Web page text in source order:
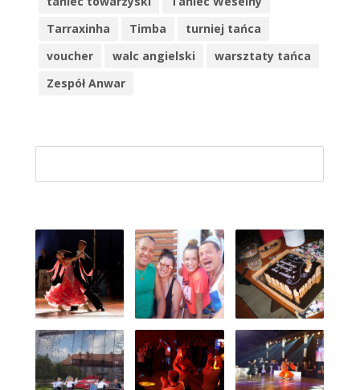
Tarraxinha
Timba
turniej tańca
voucher
walc angielski
warsztaty tańca
Zespół Anwar